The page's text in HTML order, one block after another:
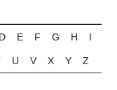
D E F G H I
U V X Y Z